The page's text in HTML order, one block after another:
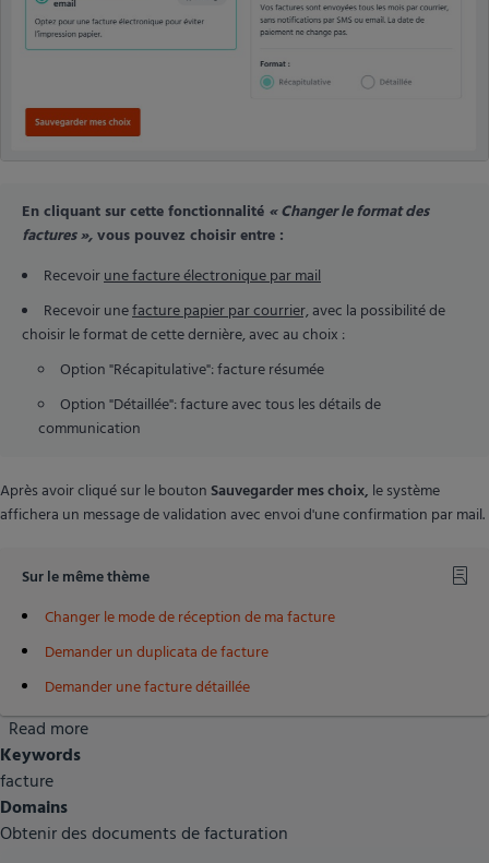
Sur le même thème
Changer le mode de réception de ma facture
Demander un duplicata de facture
Demander une facture détaillée
En cliquant sur cette fonctionnalité « Changer le format des
factures », vous pouvez choisir entre :
Recevoir une facture électronique par mail
Recevoir unefacture papier par courrier,avec la possibilité de
choisir le format de cette dernière, avec au choix :
Option "Récapitulative": facture résumée
Option "Détaillée": facture avec tous les détails de
communication
Après avoir cliqué sur le bouton Sauvegarder mes choix, le système
affichera un message de validation avec envoi d'une confirmation par mail.
Read more
de
Keywords
facture
Domains
Obtenir des documents de facturation